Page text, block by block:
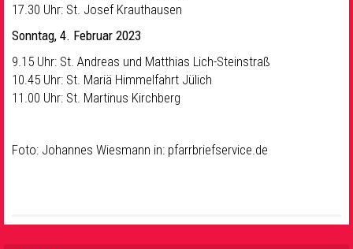
17.30 Uhr: St. Josef Krauthausen
Sonntag, 4. Februar 2023
9.15 Uhr: St. Andreas und Matthias Lich-Steinstraß
10.45 Uhr: St. Mariä Himmelfahrt Jülich
11.00 Uhr: St. Martinus Kirchberg
Foto: Johannes Wiesmann in: pfarrbriefservice.de